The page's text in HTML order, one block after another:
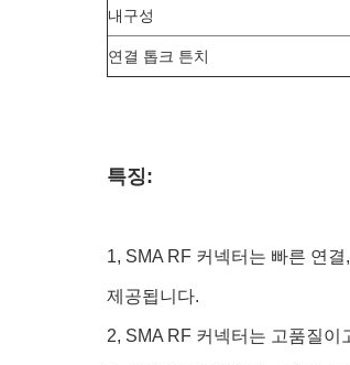
내구성
연결 톱크 튼치
특징:
1, SMA RF 커넥터는 빠른 연
제공됩니다.
2, SMA RF 커넥터는 고품질이